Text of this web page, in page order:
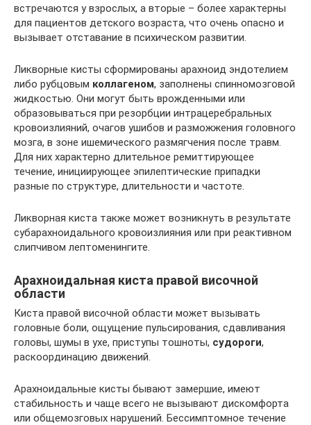
встречаются у взрослых, а вторые – более характерны
для пациентов детского возраста, что очень опасно и
вызывает отставание в психическом развитии.
Ликворные кисты сформированы арахноид эндотелием
либо рубцовым коллагеном, заполнены спинномозговой
жидкостью. Они могут быть врожденными или
образовываться при резорбции интрацеребральных
кровоизлияний, очагов ушибов и разможжения головного
мозга, в зоне ишемического размягчения после травм.
Для них характерно длительное ремиттирующее
течение, инициирующее эпилептические припадки
разные по структуре, длительности и частоте.
Ликворная киста также может возникнуть в результате
субарахноидального кровоизлияния или при реактивном
слипчивом лептоменингите.
Арахноидальная киста правой височной
области
Киста правой височной области может вызывать
головные боли, ощущение пульсирования, сдавливания
головы, шумы в ухе, приступы тошноты, судороги,
раскоординацию движений.
Арахноидальные кисты бывают замершие, имеют
стабильность и чаще всего не вызывают дискомфорта
или общемозговых нарушений. Бессимптомное течение